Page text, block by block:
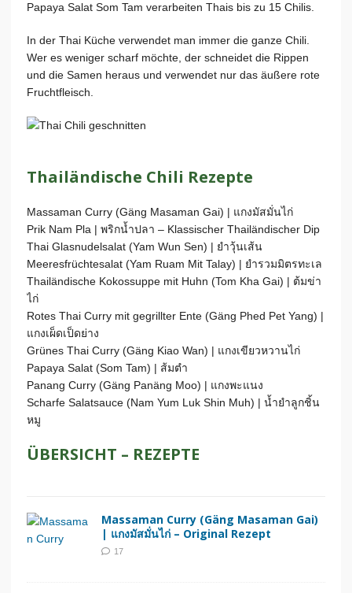
Papaya Salat Som Tam verarbeiten Thais bis zu 15 Chilis.
In der Thai Küche verwendet man immer die ganze Chili.
Wer es weniger scharf möchte, der schneidet die Rippen
und die Samen heraus und verwendet nur das äußere rote
Fruchtfleisch.
Thailändische Chili Rezepte
Massaman Curry (Gäng Masaman Gai) | แกงมัสมั่นไก่
Prik Nam Pla | พริกน้ำปลา – Klassischer Thailändischer Dip
Thai Glasnudelsalat (Yam Wun Sen) | ยำวุ้นเส้น
Meeresfrüchtesalat (Yam Ruam Mit Talay) | ยำรวมมิตรทะเล
Thailändische Kokossuppe mit Huhn (Tom Kha Gai) | ต้มข่า
ไก่
Rotes Thai Curry mit gegrillter Ente (Gäng Phed Pet Yang) |
แกงเผ็ดเป็ดย่าง
Grünes Thai Curry (Gäng Kiao Wan) | แกงเขียวหวานไก่
Papaya Salat (Som Tam) | ส้มตำ
Panang Curry (Gäng Panäng Moo) | แกงพะแนง
Scharfe Salatsauce (Nam Yum Luk Shin Muh) | น้ำยําลูกชิ้น
หมู
ÜBERSICHT – REZEPTE
Massaman Curry (Gäng Masaman Gai)
| แกงมัสมั่นไก่ – Original Rezept
17